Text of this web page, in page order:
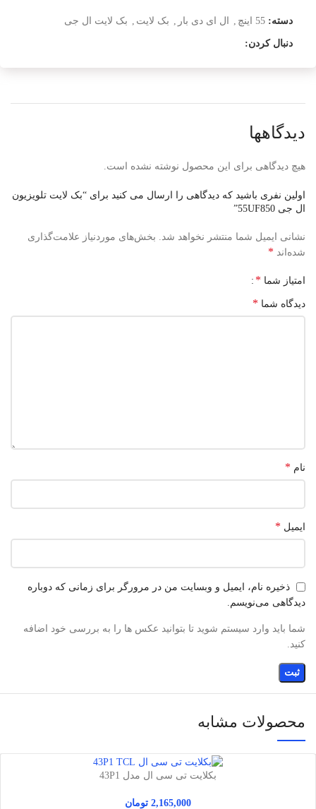
دسته: 55 اینچ ال ای دی بار بک لایت بک لایت ال جی
دنبال کردن:
دیدگاهها
هیچ دیدگاهی برای این محصول نوشته نشده است.
اولین نفری باشید که دیدگاهی را ارسال می کنید برای “بک لایت تلویزیون
ال جی 55UF850”
نشانی ایمیل شما منتشر نخواهد شد.
بخش‌های موردنیاز علامت‌گذاری
شده‌اند *
امتیاز شما *
دیدگاه شما *
نام *
ایمیل *
ذخیره نام، ایمیل و وبسایت من در مرورگر برای زمانی که دوباره
دیدگاهی می‌نویسم.
شما باید وارد سیستم شوید تا بتوانید عکس ها را به بررسی خود اضافه
کنید.
محصولات مشابه
بکلایت تی سی ال مدل 43P1
2,165,000 تومان